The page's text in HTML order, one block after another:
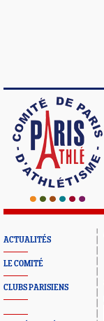
ACTUALITÉS
LE COMITÉ
CLUBS PARISIENS